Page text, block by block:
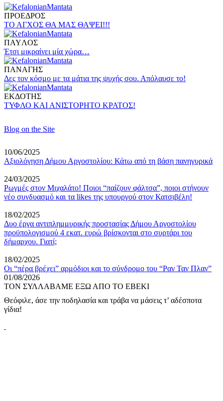
ΠΡΟΕΔΡΟΣ
ΤΟ ΑΓΧΟΣ ΘΑ ΜΑΣ ΘΑΨΕΙ!!!
ΠAYΛOΣ
Έτσι μικραίνει μία χώρα…
ΠANAΓHΣ
Δες τον κόσμο με τα μάτια της ψυχής σου. Απόλαυσε το!
ΕΚΔΟΤΗΣ
ΤΥΦΛΟ ΚΑΙ ΑΝΙΣΤΟΡΗΤΟ ΚΡΑΤΟΣ!
Blog on the Site
10/06/2025
Αξιολόγηση Δήμου Αργοστολίου: Κάτω από τη βάση πανηγυρικά
24/03/2025
Ρωγμές στον Μιχαλάτο! Ποιοι “παίζουν φάλτσα”, ποιοι στήνουν
νέο συνδυασμό και τα likes της υπουργού στον Κατσιβέλη!
18/02/2025
Δυο έργα αντιπλημμυρικής προστασίας Δήμου Αργοστολίου
προϋπολογισμού 4 εκατ. ευρώ βρίσκονται στο συρτάρι του
δήμαρχου. Γιατί;
18/02/2025
Οι “πέρα βρέχει” αρμόδιοι και το σύνδρομο του “Ραν Ταν Πλαν”
01/08/2026
ΤΟΝ ΣΥΛΛΑΒΑΜΕ ΕΞΩ ΑΠΟ ΤΟ ΕΒΕΚΙ
Θεόφιλε, άσε την ποδηλασία και τράβα να μάσεις τ’ αδέσποτα
γίδια!